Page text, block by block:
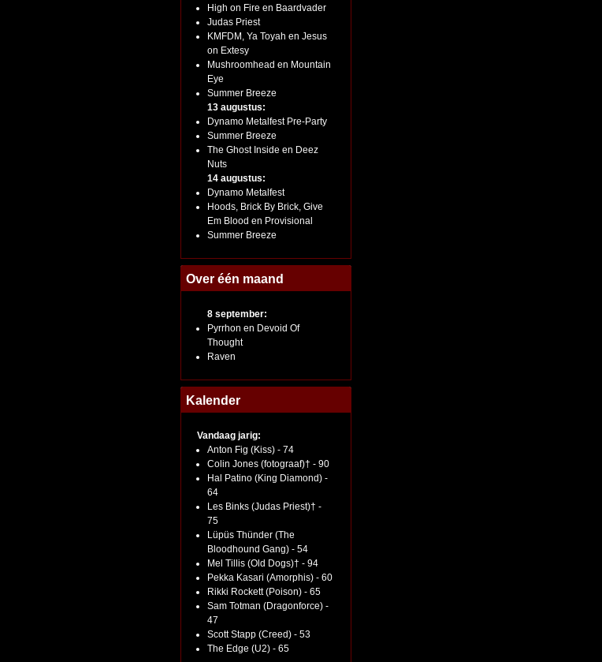
High on Fire en Baardvader
Judas Priest
KMFDM, Ya Toyah en Jesus
on Extesy
Mushroomhead en Mountain
Eye
Summer Breeze
13 augustus:
Dynamo Metalfest Pre-Party
Summer Breeze
The Ghost Inside en Deez
Nuts
14 augustus:
Dynamo Metalfest
Hoods, Brick By Brick, Give
Em Blood en Provisional
Summer Breeze
Over één maand
8 september:
Pyrrhon en Devoid Of
Thought
Raven
Kalender
Vandaag jarig:
Anton Fig (Kiss) - 74
Colin Jones (fotograaf)† - 90
Hal Patino (King Diamond) -
64
Les Binks (Judas Priest)† -
75
Lüpüs Thünder (The
Bloodhound Gang) - 54
Mel Tillis (Old Dogs)† - 94
Pekka Kasari (Amorphis) - 60
Rikki Rockett (Poison) - 65
Sam Totman (Dragonforce) -
47
Scott Stapp (Creed) - 53
The Edge (U2) - 65